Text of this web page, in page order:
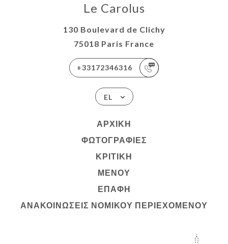
Le Carolus
130 Boulevard de Clichy
75018 Paris France
+33172346316
EL
ΑΡΧΙΚΉ
ΦΩΤΟΓΡΑΦΊΕΣ
ΚΡΙΤΙΚΉ
ΜΕΝΟΎ
ΕΠΑΦΉ
ΑΝΑΚΟΙΝΏΣΕΙΣ ΝΟΜΙΚΟΎ ΠΕΡΙΕΧΟΜΈΝΟΥ